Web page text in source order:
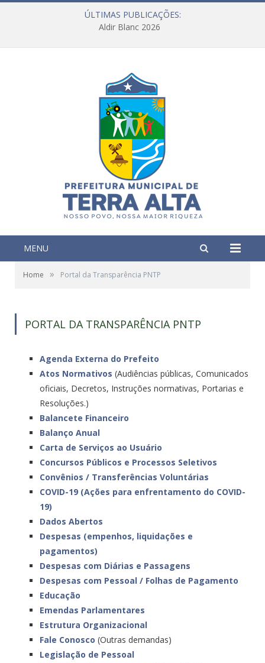
ÚLTIMAS PUBLICAÇÕES:
Aldir Blanc 2026
MENU
Home » Portal da Transparência PNTP
PORTAL DA TRANSPARÊNCIA PNTP
Agenda Externa do Prefeito
Atos Normativos (Audiências públicas, Comunicados
oficiais, Decretos, Instruções normativas, Portarias e
Resoluções.)
Balancete Financeiro
Balanço Anual
Carta de Serviços ao Usuário
Concursos Públicos e Processos Seletivos
Convênios / Transferências Voluntárias
COVID-19 (Ações para enfrentamento do COVID-
19)
Dados Abertos
Despesas (empenhos, liquidações e
pagamentos)
Despesas com Diárias e Passagens
Despesas com Pessoal / Folhas de Pagamento
Educação
Emendas Parlamentares
Estrutura Organizacional
Fale Conosco (Outras demandas)
Legislação de Pessoal